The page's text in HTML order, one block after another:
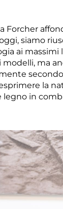
Forcher
siamo
ai massimi
modelli, ma
la
legno in